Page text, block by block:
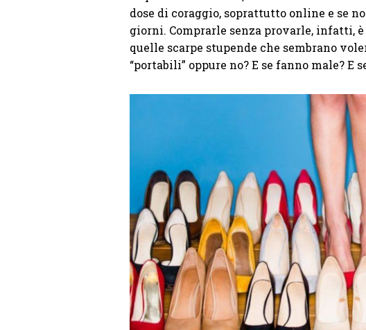
dose di coraggio, soprattutto online e se
giorni. Comprarle senza provarle, infatti, è
quelle scarpe stupende che sembrano
“portabili” oppure no? E se fanno male? E